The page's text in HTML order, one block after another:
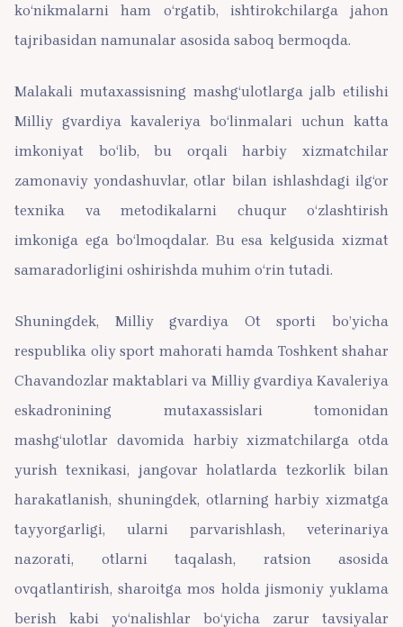
ko‘nikmalarni ham o‘rgatib, ishtirokchilarga jahon
tajribasidan namunalar asosida saboq bermoqda.
Malakali mutaxassisning mashg‘ulotlarga jalb etilishi
Milliy gvardiya kavaleriya bo‘linmalari uchun katta
imkoniyat bo‘lib, bu orqali harbiy xizmatchilar
zamonaviy yondashuvlar, otlar bilan ishlashdagi ilg‘or
texnika va metodikalarni chuqur o‘zlashtirish
imkoniga ega bo‘lmoqdalar. Bu esa kelgusida xizmat
samaradorligini oshirishda muhim o‘rin tutadi.
Shuningdek, Milliy gvardiya Ot sporti bo’yicha
respublika oliy sport mahorati hamda Toshkent shahar
Chavandozlar maktablari va Milliy gvardiya Kavaleriya
eskadronining mutaxassislari tomonidan
mashg‘ulotlar davomida harbiy xizmatchilarga otda
yurish texnikasi, jangovar holatlarda tezkorlik bilan
harakatlanish, shuningdek, otlarning harbiy xizmatga
tayyorgarligi, ularni parvarishlash, veterinariya
nazorati, otlarni taqalash, ratsion asosida
ovqatlantirish, sharoitga mos holda jismoniy yuklama
berish kabi yo‘nalishlar bo‘yicha zarur tavsiyalar